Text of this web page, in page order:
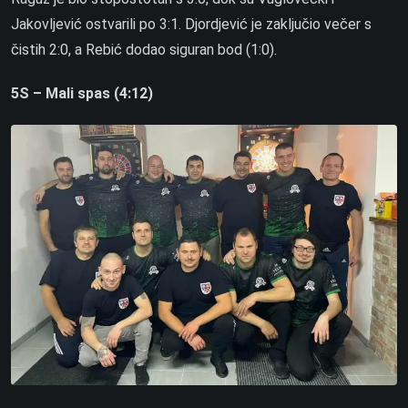
Jakovljević ostvarili po 3:1. Djordjević je zaključio večer s
čistih 2:0, a Rebić dodao siguran bod (1:0).
5S – Mali spas (4:12)